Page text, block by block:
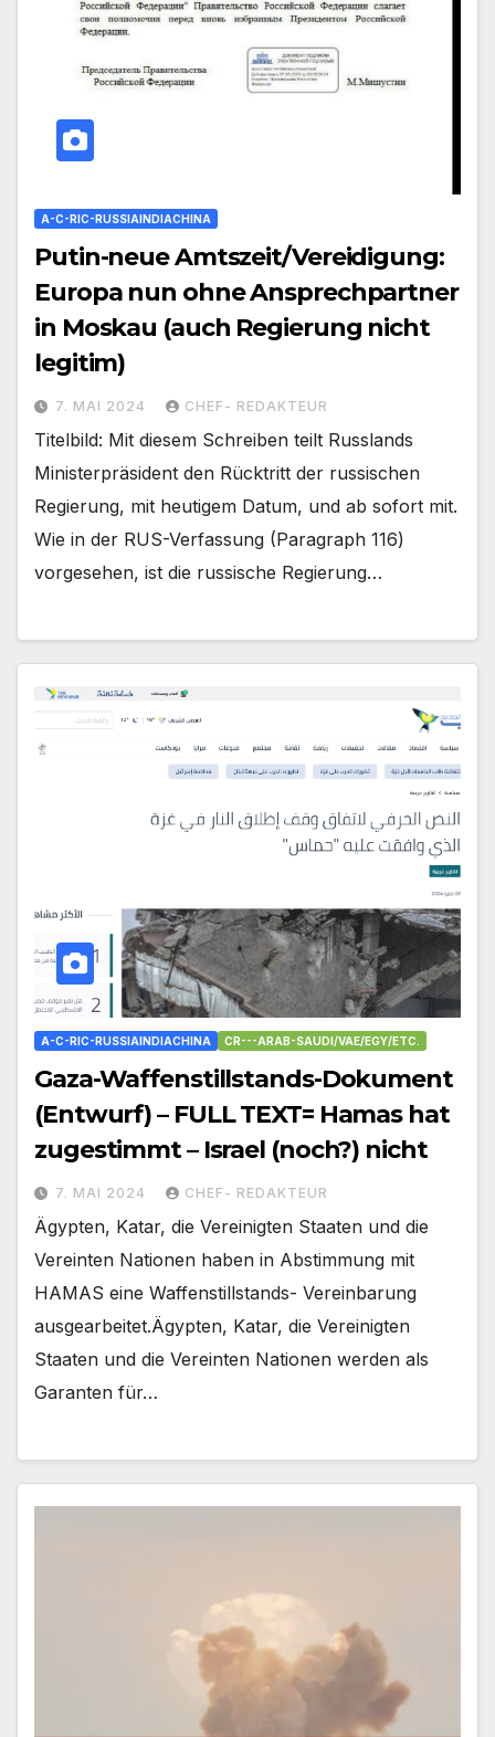
A-C-RIC-RUSSIAINDIACHINA
Putin-neue Amtszeit/Vereidigung:
Europa nun ohne Ansprechpartner
in Moskau (auch Regierung nicht
legitim)
7. MAI 2024 CHEF- REDAKTEUR
Titelbild: Mit diesem Schreiben teilt Russlands
Ministerpräsident den Rücktritt der russischen
Regierung, mit heutigem Datum, und ab sofort mit.
Wie in der RUS-Verfassung (Paragraph 116)
vorgesehen, ist die russische Regierung…
A-C-RIC-RUSSIAINDIACHINA CR---ARAB-SAUDI/VAE/EGY/ETC.
Gaza-Waffenstillstands-Dokument
(Entwurf) – FULL TEXT= Hamas hat
zugestimmt – Israel (noch?) nicht
7. MAI 2024 CHEF- REDAKTEUR
Ägypten, Katar, die Vereinigten Staaten und die
Vereinten Nationen haben in Abstimmung mit
HAMAS eine Waffenstillstands- Vereinbarung
ausgearbeitet.Ägypten, Katar, die Vereinigten
Staaten und die Vereinten Nationen werden als
Garanten für…